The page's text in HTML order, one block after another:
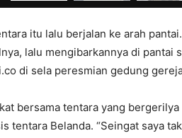
itu lalu berjalan ke arah
lalu mengibarkannya di pantai
di sela peresmian gedung
bersama tentara yang
tentara Belanda. “Seingat saya